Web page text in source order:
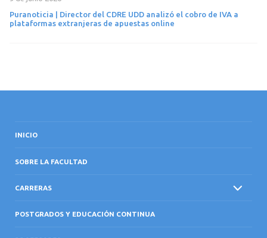
Puranoticia | Director del CDRE UDD analizó el cobro de IVA a
plataformas extranjeras de apuestas online
INICIO
SOBRE LA FACULTAD
CARRERAS
POSTGRADOS Y EDUCACIÓN CONTINUA